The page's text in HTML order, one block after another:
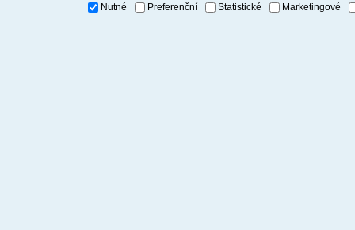
Nutné Preferenční Statistické Marketingové